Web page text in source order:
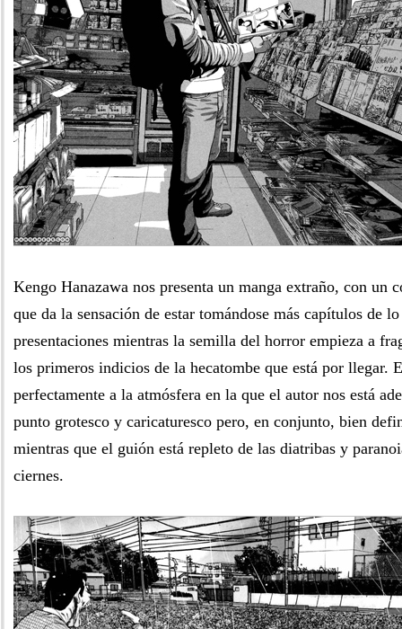
Kengo Hanazawa nos presenta un manga extraño, con un
que da la sensación de estar tomándose más capítulos de
presentaciones mientras la semilla del horror empieza a
los primeros indicios de la hecatombe que está por llegar.
perfectamente a la atmósfera en la que el autor nos está
punto grotesco y caricaturesco pero, en conjunto, bien
mientras que el guión está repleto de las diatribas y
ciernes.